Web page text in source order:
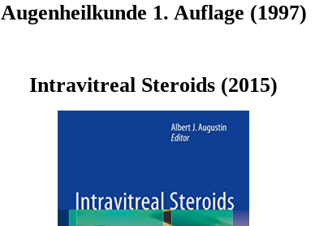
Augenheilkunde 1. Auflage (1997)
Intravitreal Steroids (2015)